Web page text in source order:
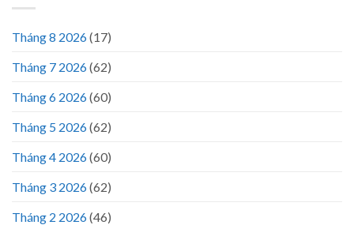
Tháng 8 2026(17)
Tháng 7 2026(62)
Tháng 6 2026(60)
Tháng 5 2026(62)
Tháng 4 2026(60)
Tháng 3 2026(62)
Tháng 2 2026(46)